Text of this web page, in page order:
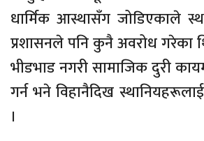
धार्मिक आस्थासँग जोडिएकाले
प्रशासनले पनि कुनै अवरोध गरेका
भीडभाड नगरी सामाजिक दुरी
गर्न भने विहानैदिख
।